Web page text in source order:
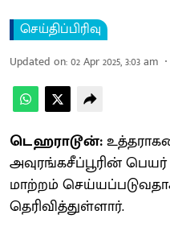
செய்திப்பிரிவு
Updated on:02 Apr 2025, 3:03 am
டெஹராடூன்:
அவுரங்கசீப்பூரின்
மாற்றம்
தெரிவித்துள்ளார்.